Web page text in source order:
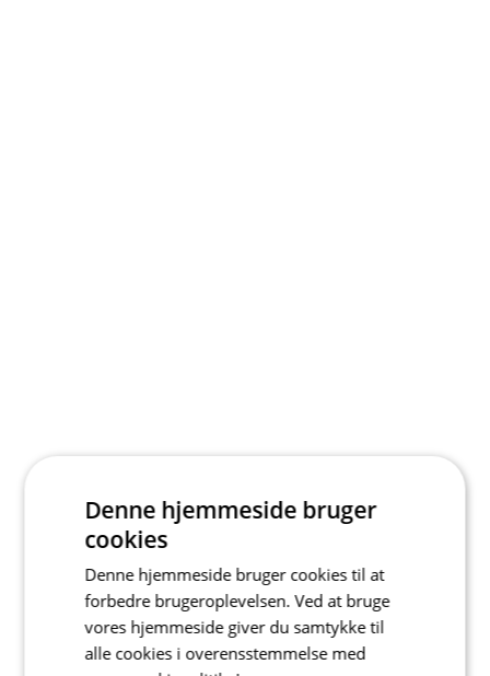
Denne hjemmeside bruger
cookies
Denne hjemmeside bruger cookies til at
forbedre brugeroplevelsen. Ved at bruge
vores hjemmeside giver du samtykke til
alle cookies i overensstemmelse med